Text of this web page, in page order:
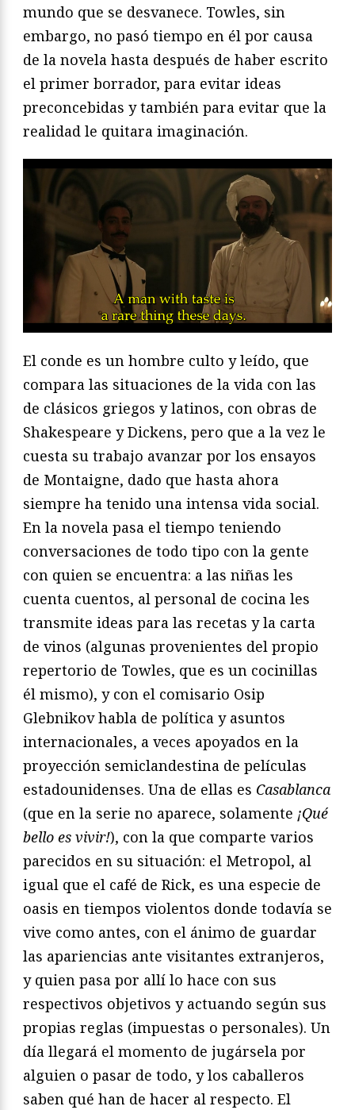
mundo que se desvanece. Towles, sin
embargo, no pasó tiempo en él por causa
de la novela hasta después de haber escrito
el primer borrador, para evitar ideas
preconcebidas y también para evitar que la
realidad le quitara imaginación.
El conde es un hombre culto y leído, que
compara las situaciones de la vida con las
de clásicos griegos y latinos, con obras de
Shakespeare y Dickens, pero que a la vez le
cuesta su trabajo avanzar por los ensayos
de Montaigne, dado que hasta ahora
siempre ha tenido una intensa vida social.
En la novela pasa el tiempo teniendo
conversaciones de todo tipo con la gente
con quien se encuentra: a las niñas les
cuenta cuentos, al personal de cocina les
transmite ideas para las recetas y la carta
de vinos (algunas provenientes del propio
repertorio de Towles, que es un cocinillas
él mismo), y con el comisario Osip
Glebnikov habla de política y asuntos
internacionales, a veces apoyados en la
proyección semiclandestina de películas
estadounidenses. Una de ellas es Casablanca
(que en la serie no aparece, solamente ¡Qué
bello es vivir!), con la que comparte varios
parecidos en su situación: el Metropol, al
igual que el café de Rick, es una especie de
oasis en tiempos violentos donde todavía se
vive como antes, con el ánimo de guardar
las apariencias ante visitantes extranjeros,
y quien pasa por allí lo hace con sus
respectivos objetivos y actuando según sus
propias reglas (impuestas o personales). Un
día llegará el momento de jugársela por
alguien o pasar de todo, y los caballeros
saben qué han de hacer al respecto. El